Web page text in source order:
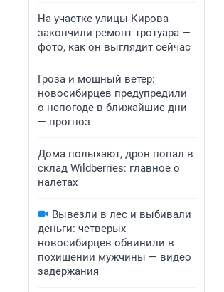
На участке улицы Кирова
закончили ремонт тротуара —
фото, как он выглядит сейчас
Гроза и мощный ветер:
новосибирцев предупредили
о непогоде в ближайшие дни
— прогноз
Дома полыхают, дрон попал в
склад Wildberries: главное о
налетах
Вывезли в лес и выбивали
деньги: четверых
новосибирцев обвинили в
похищении мужчины — видео
задержания